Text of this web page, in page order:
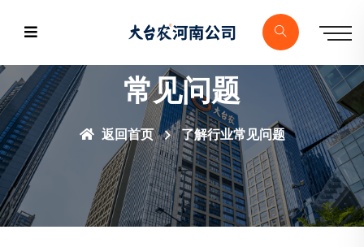
常见问题
返回首页 了解行业常见问题